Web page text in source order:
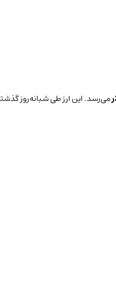
می‌رسد. این ارز طی شبانه‌روز